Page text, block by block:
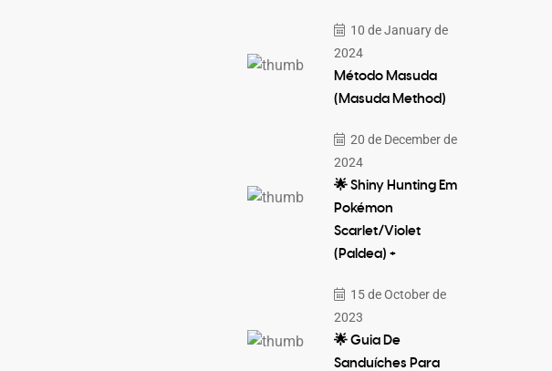
10 de January de
2024
Método Masuda
(Masuda Method)
20 de December de
2024
🌟 Shiny Hunting Em
Pokémon
Scarlet/Violet
(Paldea) +
15 de October de
2023
🌟 Guia De
Sanduíches Para